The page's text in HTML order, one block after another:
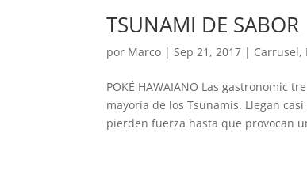
TSUNAMI DE SABOR
por Marco | Sep 21, 2017 | Carrusel,
POKÉ HAWAIANO Las gastronomic
mayoría de los Tsunamis. Llegan
pierden fuerza hasta que provocan